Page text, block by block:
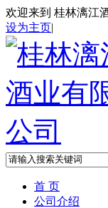
欢迎来到 桂林漓江
设为主页|
首 页
公司介绍